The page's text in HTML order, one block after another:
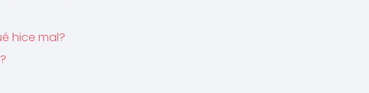
hice mal?